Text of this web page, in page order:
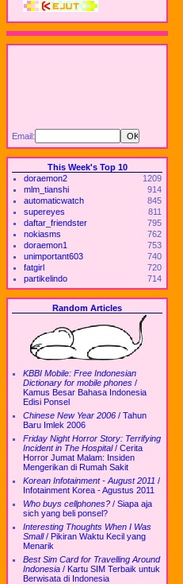
Email:
This Week's Top 10
doraemon2
1209
mlm_tianshi
914
automaticwatch
845
supereyes
811
daftar_friendster
795
nokiasms
762
doraemon1
753
unimportant603
740
fatgirl
720
partikelindo
714
Random Articles
KBBI Mobile: Free Indonesian
Dictionary for mobile phones /
Kamus Besar Bahasa Indonesia
Edisi Ponsel
Chinese New Year 2006 / Tahun
Baru Imlek 2006
Friday Night Horror Story: Terrifying
Incident in The Hospital/ Cerita
Horror Jumat Malam: Insiden
Mengerikan di Rumah Sakit
Korean Infotainment - August 2011 /
Infotainment Korea - Agustus 2011
Who buys cellphones? / Siapa aja
sich yang beli ponsel?
Interesting Thoughts When I Was
Small/ Pikiran Waktu Kecil yang
Menarik
Best Sim Card for Travelling Around
Indonesia / Kartu SIM Terbaik untuk
Berwisata di Indonesia